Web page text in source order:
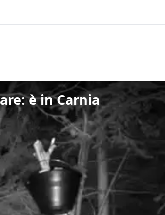
è in Carnia